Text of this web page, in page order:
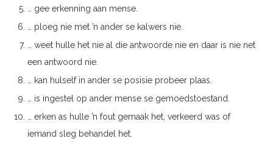
… gee erkenning aan mense.
… ploeg nie met ’n ander se kalwers nie.
… weet hulle het nie al die antwoorde nie en daar is nie net
een antwoord nie.
… kan hulself in ander se posisie probeer plaas.
… is ingestel op ander mense se gemoedstoestand.
… erken as hulle ’n fout gemaak het, verkeerd was of
iemand sleg behandel het.